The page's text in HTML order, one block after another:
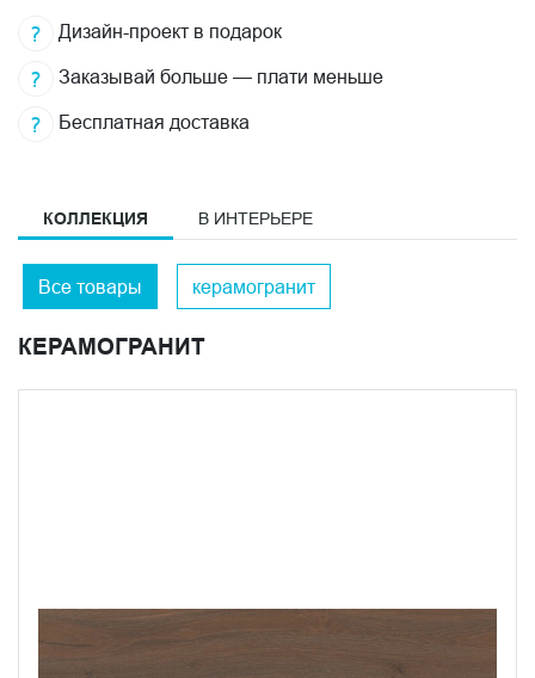
Дизайн-проект в подарок
Заказывай больше — плати меньше
Бесплатная доставка
КОЛЛЕКЦИЯ В ИНТЕРЬЕРЕ
Все товары керамогранит
КЕРАМОГРАНИТ